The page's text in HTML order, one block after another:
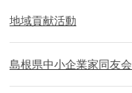
地域貢献活動
島根県中小企業家同友会